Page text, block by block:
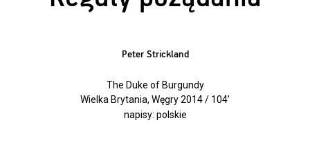
Peter Strickland
The Duke of Burgundy
Wielka Brytania, Węgry 2014 / 104’
napisy: polskie